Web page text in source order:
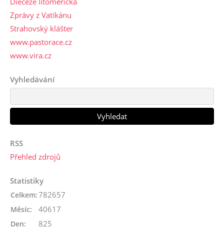
Zprávy z Vatikánu
Strahovský klášter
www.pastorace.cz
www.vira.cz
Vyhledávání
RSS
Přehled zdrojů
Statistiky
Celkem:782657
Měsíc: 40617
Den: 825